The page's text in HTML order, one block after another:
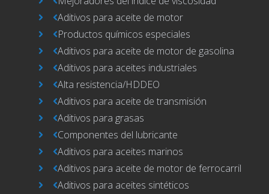
Aditivos para aceite de motor
Productos químicos especiales
Aditivos para aceite de motor de gasolina
Aditivos para aceites industriales
Alta resistencia/HDDEO
Aditivos para aceite de transmisión
Aditivos para grasas
Componentes del lubricante
Aditivos para aceites marinos
Aditivos para aceite de motor de ferrocarril
Aditivos para aceites sintéticos